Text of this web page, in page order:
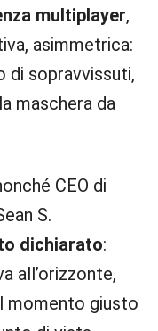
multiplayer,
asimmetrica:
di sopravvissuti,
maschera da
CEO di
S.
dichiarato:
all’orizzonte,
momento giusto